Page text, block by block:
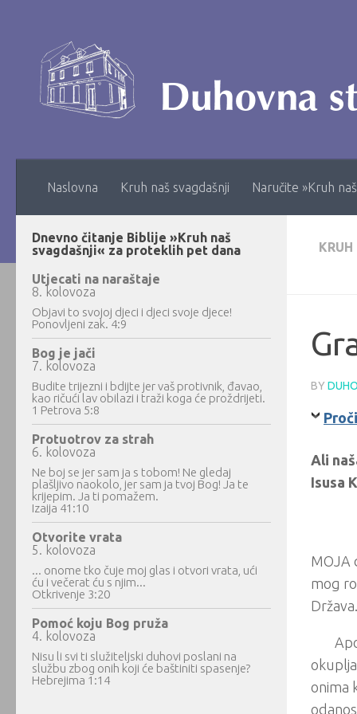
Naslovna Kruh naš svagdašnji Naručite »Kruh
BY
Ali
Isusa
MOJA
mog
onima
Dnevno čitanje Biblije »Kruh naš
svagdašnji« za proteklih pet dana
Utjecati na naraštaje
8. kolovoza
Objavi to svojoj djeci i djeci svoje djece!
Ponovljeni zak. 4:9
Bog je jači
7. kolovoza
Budite trijezni i bdijte jer vaš protivnik, đavao,
kao ričući lav obilazi i traži koga će proždrijeti.
1 Petrova 5:8
Protuotrov za strah
6. kolovoza
Ne boj se jer sam ja s tobom! Ne gledaj
plašljivo naokolo, jer sam ja tvoj Bog! Ja te
krijepim. Ja ti pomažem.
Izaija 41:10
Otvorite vrata
5. kolovoza
... onome tko čuje moj glas i otvori vrata, ući
ću i večerat ću s njim...
Otkrivenje 3:20
Pomoć koju Bog pruža
4. kolovoza
Nisu li svi ti služiteljski duhovi poslani na
službu zbog onih koji će baštiniti spasenje?
Hebrejima 1:14